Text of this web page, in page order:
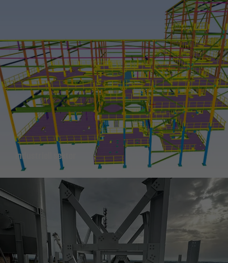
Industriell sektor
skal fungere best
mulig under ditt besøk.
Hvis du nekter disse
informasjonskapslene,
vil noe funksjonalitet
forsvinne fra
nettstedet.
Markedsføring
Ved å dele dine
interesser og
atferd når du
nettstedet vårt,
øker du sjansen
for å se
personlig
tilpasset
innhold og
tilbud.